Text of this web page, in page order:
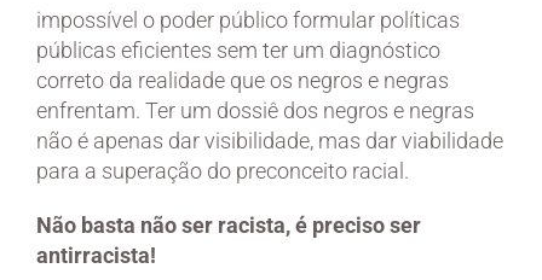
impossível o poder público formular políticas
públicas eficientes sem ter um diagnóstico
correto da realidade que os negros e negras
enfrentam. Ter um dossiê dos negros e negras
não é apenas dar visibilidade, mas dar viabilidade
para a superação do preconceito racial.
Não basta não ser racista, é preciso ser
antirracista!